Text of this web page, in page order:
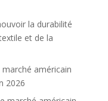
la durabilité
et de la
américain
2026